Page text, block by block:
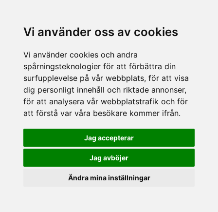
Vi använder oss av cookies
Vi använder cookies och andra
spårningsteknologier för att förbättra din
surfupplevelse på vår webbplats, för att visa
dig personligt innehåll och riktade annonser,
för att analysera vår webbplatstrafik och för
att förstå var våra besökare kommer ifrån.
Jag accepterar
Jag avböjer
Ändra mina inställningar